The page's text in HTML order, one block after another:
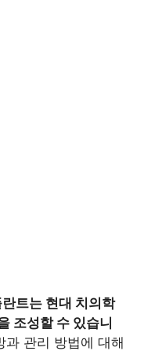
트는 현대 치의학
조성할 수 있습니
과 관리 방법에 대해